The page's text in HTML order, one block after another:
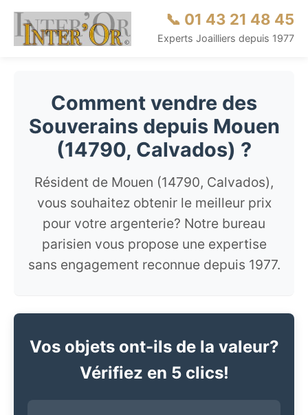
📞 01 43 21 48 45
Experts Joailliers depuis 1977
Comment vendre des
Souverains depuis Mouen
(14790, Calvados) ?
Résident de Mouen (14790, Calvados),
vous souhaitez obtenir le meilleur prix
pour votre argenterie? Notre bureau
parisien vous propose une expertise
sans engagement reconnue depuis 1977.
Vos objets ont-ils de la valeur?
Vérifiez en 5 clics!